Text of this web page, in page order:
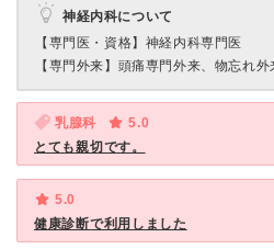
神経内科について
【専門医・資格】 神経内科専門医
【専門外来】 頭痛専門外来、物忘れ
乳腺科
5.0
とても親切です。
5.0
健康診断で利用しました